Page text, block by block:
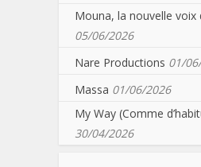
Mouna, la nouvelle voix
05/06/2026
Nare Productions 01/
Massa 01/06/2026
My Way (Comme
30/04/2026